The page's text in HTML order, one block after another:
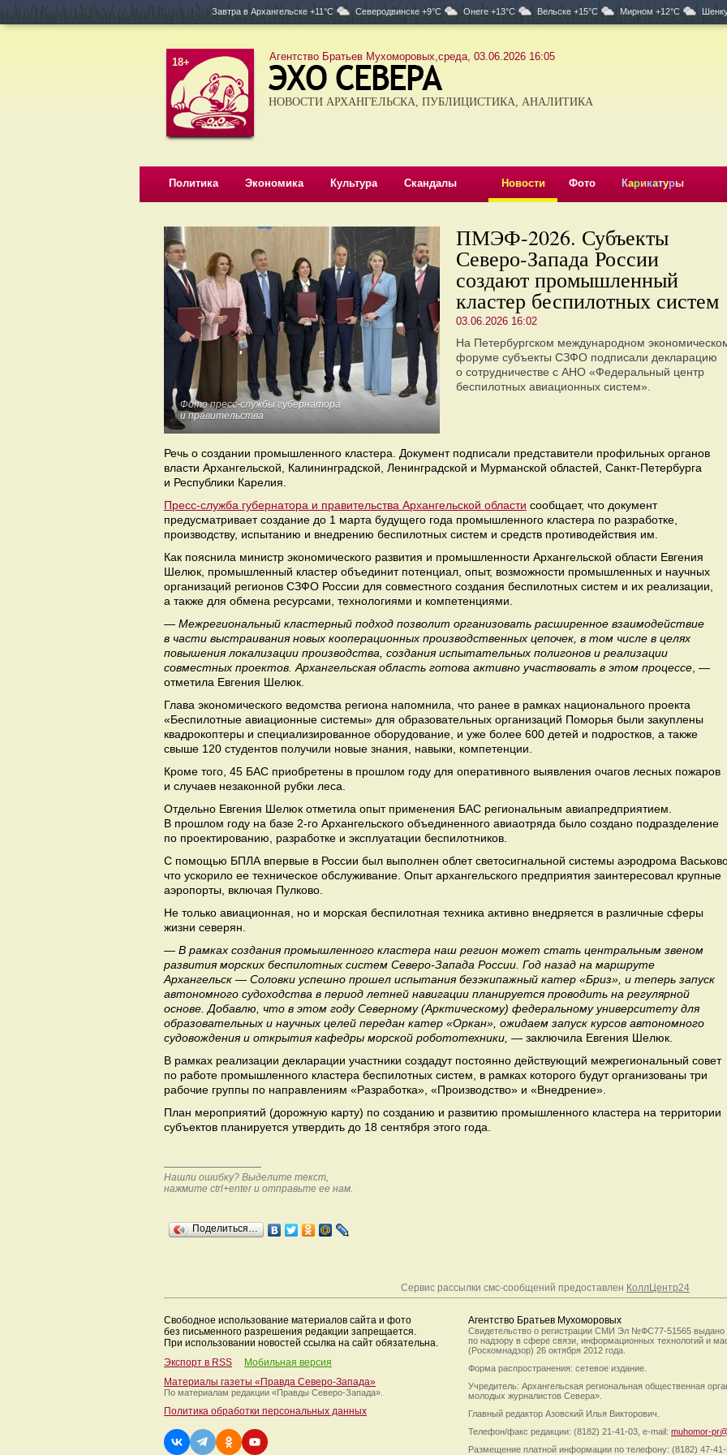
Завтра в Архангельске +11°C Северодвинске +9°C Онеге +13°C Вельске +15°C Мирном +12°C
18+ Агентство Братьев Мухоморовых,среда, 03.06.2026 16:05
НОВОСТИ АРХАНГЕЛЬСКА, ПУБЛИЦИСТИКА, АНАЛИТИКА
Политика Экономика Культура Скандалы Новости Фото Карикатуры
Фото пресс-службы губернатора
и правительства
ПМЭФ-2026. Субъекты
Северо-Запада России
создают промышленный
кластер беспилотных систем
03.06.2026 16:02
На Петербургском международном
форуме субъекты СЗФО подписали декларацию
о сотрудничестве с АНО «Федеральный центр
беспилотных авиационных систем».
Речь о создании промышленного кластера. Документ подписали представители профильных органов
власти Архангельской, Калининградской, Ленинградской и Мурманской областей, Санкт-Петербурга
и Республики Карелия.
Пресс-служба губернатора и правительства Архангельской области сообщает, что документ
предусматривает создание до 1 марта будущего года промышленного кластера по разработке,
производству, испытанию и внедрению беспилотных систем и средств противодействия им.
Как пояснила министр экономического развития и промышленности Архангельской области Евгения
Шелюк, промышленный кластер объединит потенциал, опыт, возможности промышленных и научных
организаций регионов СЗФО России для совместного создания беспилотных систем и их реализации,
а также для обмена ресурсами, технологиями и компетенциями.
— Межрегиональный кластерный подход позволит организовать расширенное взаимодействие
в части выстраивания новых кооперационных производственных цепочек, в том числе в целях
повышения локализации производства, создания испытательных полигонов и реализации
совместных проектов. Архангельская область готова активно участвовать в этом процессе , —
отметила Евгения Шелюк.
Глава экономического ведомства региона напомнила, что ранее в рамках национального проекта
«Беспилотные авиационные системы» для образовательных организаций Поморья были закуплены
квадрокоптеры и специализированное оборудование, и уже более 600 детей и подростков, а также
свыше 120 студентов получили новые знания, навыки, компетенции.
Кроме того, 45 БАС приобретены в прошлом году для оперативного выявления очагов лесных пожаров
и случаев незаконной рубки леса.
Отдельно Евгения Шелюк отметила опыт применения БАС региональным авиапредприятием.
В прошлом году на базе 2-го Архангельского объединенного авиаотряда было создано подразделение
по проектированию, разработке и эксплуатации беспилотников.
С помощью БПЛА впервые в России был выполнен облет светосигнальной системы аэродрома
что ускорило ее техническое обслуживание. Опыт архангельского предприятия заинтересовал крупные
аэропорты, включая Пулково.
Не только авиационная, но и морская беспилотная техника активно внедряется в различные сферы
жизни северян.
— В рамках создания промышленного кластера наш регион может стать центральным звеном
развития морских беспилотных систем Северо-Запада России. Год назад на маршруте
Архангельск — Соловки успешно прошел испытания безэкипажный катер «Бриз», и теперь запуск
автономного судоходства в период летней навигации планируется проводить на регулярной
основе. Добавлю, что в этом году Северному (Арктическому) федеральному университету для
образовательных и научных целей передан катер «Оркан», ожидаем запуск курсов автономного
судовождения и открытия кафедры морской робототехники, — заключила Евгения Шелюк.
В рамках реализации декларации участники создадут постоянно действующий межрегиональный совет
по работе промышленного кластера беспилотных систем, в рамках которого будут организованы три
рабочие группы по направлениям «Разработка», «Производство» и «Внедрение».
План мероприятий (дорожную карту) по созданию и развитию промышленного кластера на территории
субъектов планируется утвердить до 18 сентября этого года.
Нашли ошибку? Выделите текст,
нажмите ctrl+enter и отправьте ее нам.
Поделиться…
Сервис рассылки смс-сообщений предоставлен КоллЦентр24
Свободное использование материалов сайта и фото
без письменного разрешения редакции запрещается.
При использовании новостей ссылка на сайт обязательна.
Экспорт в RSS
Мобильная версия
Материалы газеты «Правда Северо-Запада»
По материалам редакции «Правды Северо-Запада».
Политика обработки персональных данных
Агентство Братьев Мухоморовых
Свидетельство о регистрации СМИ Эл №ФС77-51565 выдано
по надзору в сфере связи, информационных технологий и
(Роскомнадзор) 26 октября 2012 года.
Форма распространения: сетевое издание.
Учредитель: Архангельская региональная общественная
молодых журналистов Севера».
Главный редактор Азовский Илья Викторович.
Телефон/факс редакции: (8182) 21-41-03, e-mail: muhomor-
Размещение платной информации по телефону: (8182) 47-